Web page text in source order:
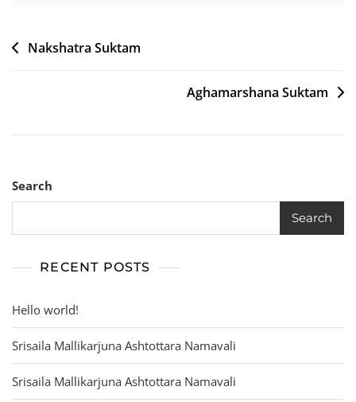
Post
Nakshatra Suktam
Aghamarshana Suktam
Search
Search
RECENT POSTS
Hello world!
Srisaila Mallikarjuna Ashtottara Namavali
Srisaila Mallikarjuna Ashtottara Namavali